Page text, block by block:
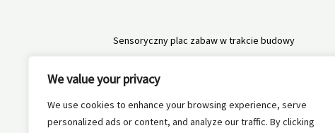
We value your privacy
We use cookies to enhance your browsing experience, serve
personalized ads or content, and analyze our traffic. By clicking
Sensoryczny plac zabaw w trakcie budowy